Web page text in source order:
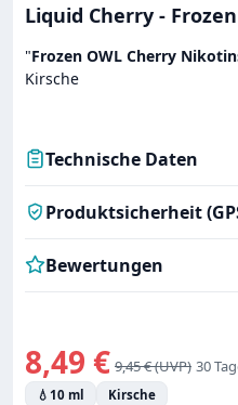
Liquid Cherry -
"Frozen OWL Cherry
Kirsche
Technische Daten
Produktsicherheit
Bewertungen
Verkaufspreis:
8,49 € Regulärer Preis:
9,45 € 30
💧 10 ml Kirsche